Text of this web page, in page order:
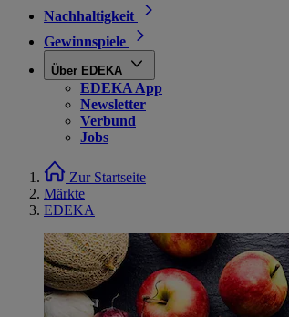
Nachhaltigkeit
Gewinnspiele
Über EDEKA
EDEKA App
Newsletter
Verbund
Jobs
Zur Startseite
Märkte
EDEKA